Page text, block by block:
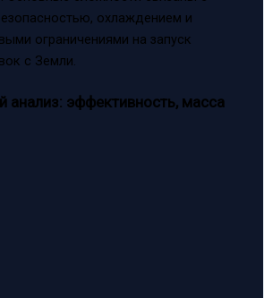
охлаждением и
ограничениями на запуск
с Земли.
анализ: эффективность, масса